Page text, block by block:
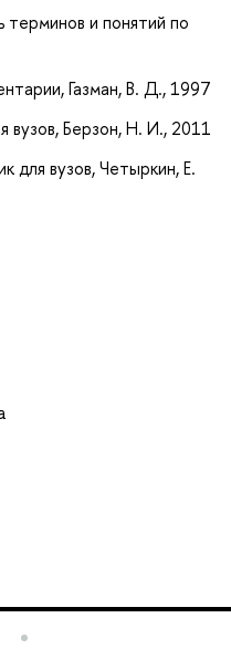
терминов и понятий по
Газман, В. Д., 1997
вузов, Берзон, Н. И., 2011
для вузов, Четыркин, Е.